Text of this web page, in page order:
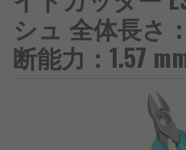
シュ 全体長さ
断能力：1.57